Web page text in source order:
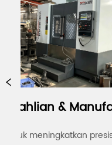
& Manufaktur
Presisi yang
meningkatkan presisi